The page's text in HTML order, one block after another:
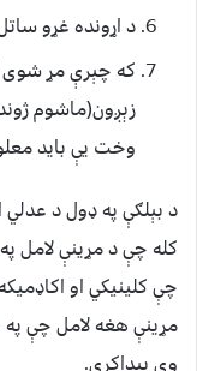
د اړونده غړو
که چېرې مړ شوی
زېږون(ماشوم
وخت یې باید
د بېلګې په ډول د
کله چې د مړینې لامل
چې کلینیکي او
مړینې هغه لامل چې په
وي پیداکړي.